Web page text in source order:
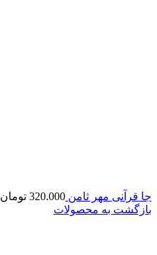
جا قرآنی مهر ثامن 320.000 تومان
بازگشت به محصولات